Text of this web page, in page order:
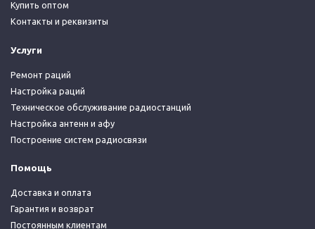
Купить оптом
Контакты и реквизиты
Услуги
Ремонт раций
Настройка раций
Техническое обслуживание радиостанций
Настройка антенн и афу
Построение систем радиосвязи
Помощь
Доставка и оплата
Гарантия и возврат
Постоянным клиентам